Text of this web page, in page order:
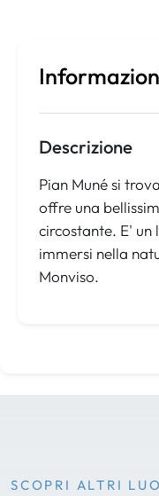
Descrizione
Pian Muné si
offre una
circostante. E' un
immersi nella
Monviso.
SCOPRI ALTRI